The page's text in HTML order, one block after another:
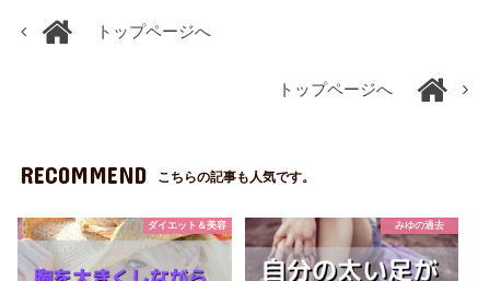
トップページへ
トップページへ
RECOMMEND こちらの記事も人気です。
ダイエット＆美容 みゆの過去